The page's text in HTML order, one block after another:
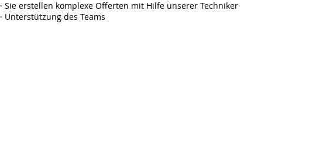
· Sie erstellen komplexe Offerten mit Hilfe unserer Techniker
· Unterstützung des Teams